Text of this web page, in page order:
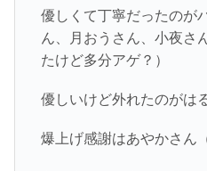
優しくて丁寧だったのが
ん、月おうさん、小夜さ
たけど多分アゲ？）
優しいけど外れたのがは
爆上げ感謝はあやかさん